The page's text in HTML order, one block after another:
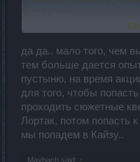
- 8552
Как видно на боли за
смерти в 4, а на крови в 10!
да да.. мало того, чем
тем больше дается
пустыню, на время
для того, чтобы
проходить сюжетные
Лортак, потом попасть
мы попадем в Кайзу..
Maybach said: ↑